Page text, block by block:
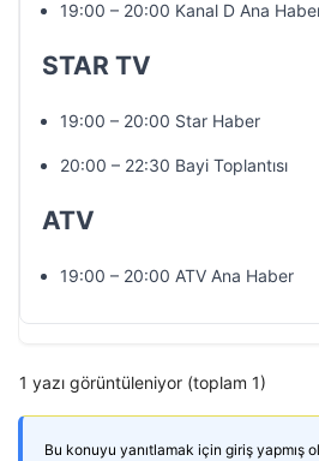
19:00 – 20:00 Kanal D Ana
STAR TV
19:00 – 20:00 Star Haber
20:00 – 22:30 Bayi Toplantısı
ATV
19:00 – 20:00 ATV Ana Haber
1 yazı görüntüleniyor (toplam 1)
Bu konuyu yanıtlamak için giriş yapmış